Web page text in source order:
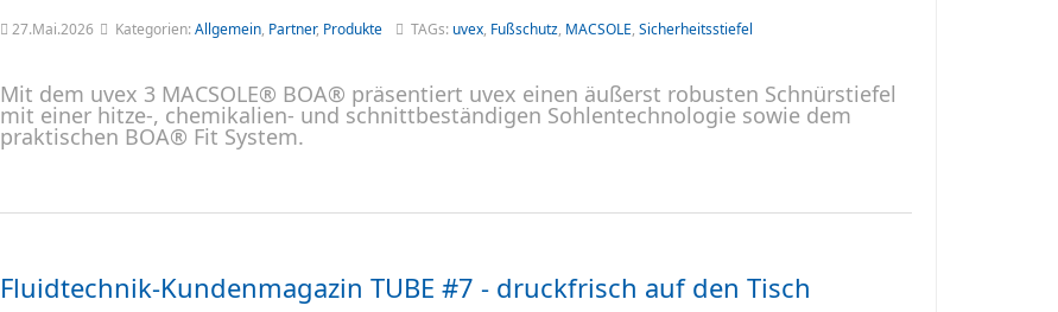
27.Mai.2026 Kategorien:Allgemein, Partner, Produkte TAGs: uvex, Fußschutz, MACSOLE, Sicherheitsstiefel
Mit dem uvex 3 MACSOLE® BOA® präsentiert uvex einen äußerst robusten Schnürstiefel
mit einer hitze-, chemikalien- und schnittbeständigen Sohlentechnologie sowie dem
praktischen BOA® Fit System.
Fluidtechnik-Kundenmagazin TUBE #7 - druckfrisch auf den Tisch